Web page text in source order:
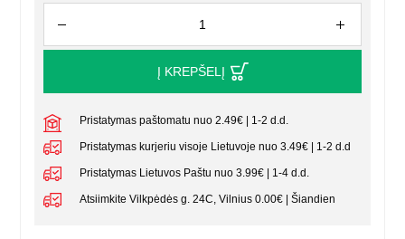
Į KREPŠELĮ
Pristatymas paštomatu nuo 2.49€ | 1-2 d.d.
Pristatymas kurjeriu visoje Lietuvoje nuo 3.49€ | 1-2 d.d
Pristatymas Lietuvos Paštu nuo 3.99€ | 1-4 d.d.
Atsiimkite Vilkpėdės g. 24C, Vilnius 0.00€ | Šiandien